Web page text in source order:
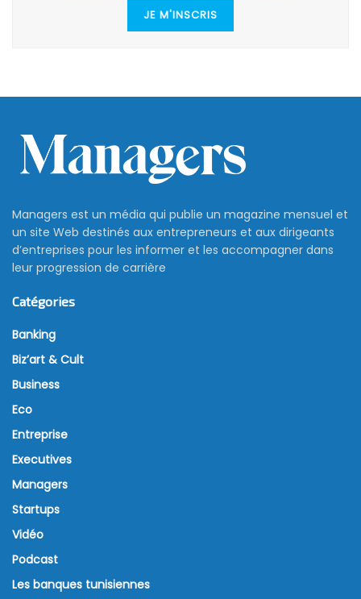
JE M'INSCRIS
Managers est un média qui publie un magazine mensuel et
un site Web destinés aux entrepreneurs et aux dirigeants
d’entreprises pour les informer et les accompagner dans
leur progression de carrière
Catégories
Banking
Biz’art & Cult
Business
Eco
Entreprise
Executives
Managers
Startups
Vidéo
Podcast
Les banques tunisiennes